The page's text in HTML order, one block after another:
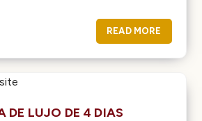
READ MORE
DE LUJO DE 4 DIAS